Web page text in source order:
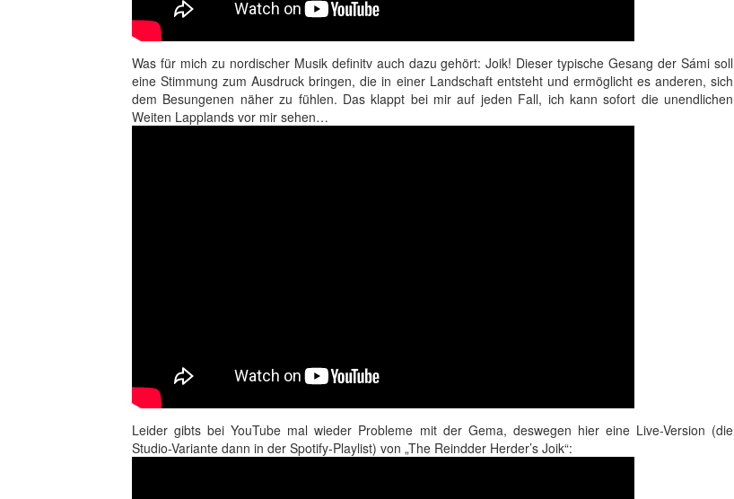
Was für mich zu nordischer Musik definitv auch dazu gehört: Joik! Dieser typische Gesang der Sámi soll
eine Stimmung zum Ausdruck bringen, die in einer Landschaft entsteht und ermöglicht es anderen, sich
dem Besungenen näher zu fühlen. Das klappt bei mir auf jeden Fall, ich kann sofort die unendlichen
Weiten Lapplands vor mir sehen…
Leider gibts bei YouTube mal wieder Probleme mit der Gema, deswegen hier eine Live-Version (die
Studio-Variante dann in der Spotify-Playlist) von „The Reindder Herder’s Joik“: